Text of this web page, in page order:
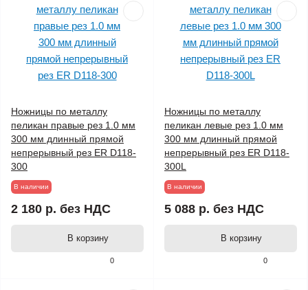
0
Ножницы по металлу
пеликан правые рез 1.0 мм
300 мм длинный прямой
непрерывный рез ER D118-
300
В наличии
2 180 р. без НДС
В корзину
0
Ножницы по металлу
пеликан левые рез 1.0 мм
300 мм длинный прямой
непрерывный рез ER D118-
300L
В наличии
5 088 р. без НДС
В корзину